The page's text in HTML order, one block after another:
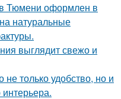
Тюмени оформлен в
натуральные
выглядит свежо и
не только удобство, но и